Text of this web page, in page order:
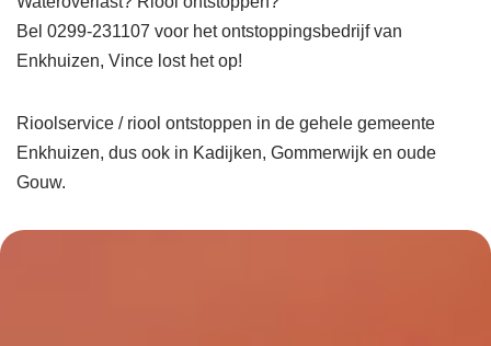
Bel 0299-231107 voor het ontstoppingsbedrijf van
Enkhuizen, Vince lost het op!
Rioolservice / riool ontstoppen in de gehele gemeente
Enkhuizen, dus ook in Kadijken, Gommerwijk en oude
Gouw.